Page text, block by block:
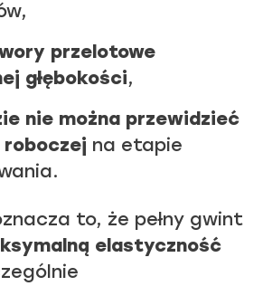
przelotowe
głębokości,
nie można przewidzieć
roboczej na etapie
to, że pełny gwint
elastyczność